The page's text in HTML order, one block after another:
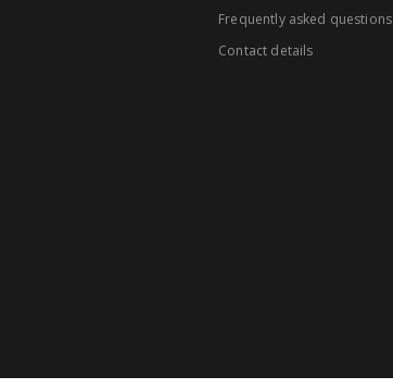
Frequently asked questions
Contact details